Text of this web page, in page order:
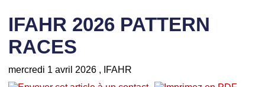
IFAHR 2026 PATTERN
RACES
mercredi 1 avril 2026 , IFAHR